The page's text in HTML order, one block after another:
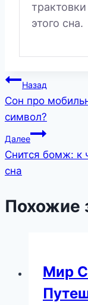
этого сна.
Навигация
по
записям
Назад
Сон про
символ?
Далее
Снится бомж: к
сна
Похожие
Мир